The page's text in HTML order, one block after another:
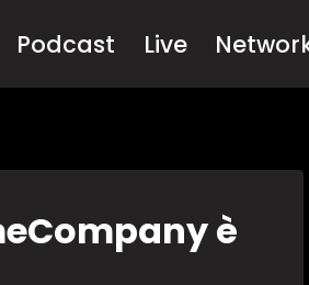
Podcast Live
è